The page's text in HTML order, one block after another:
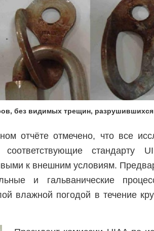
без видимых трещин, разрушившихся
отчёте отмечено, что все
стандарту
к внешним условиям.
и гальванические
влажной погодой в течение